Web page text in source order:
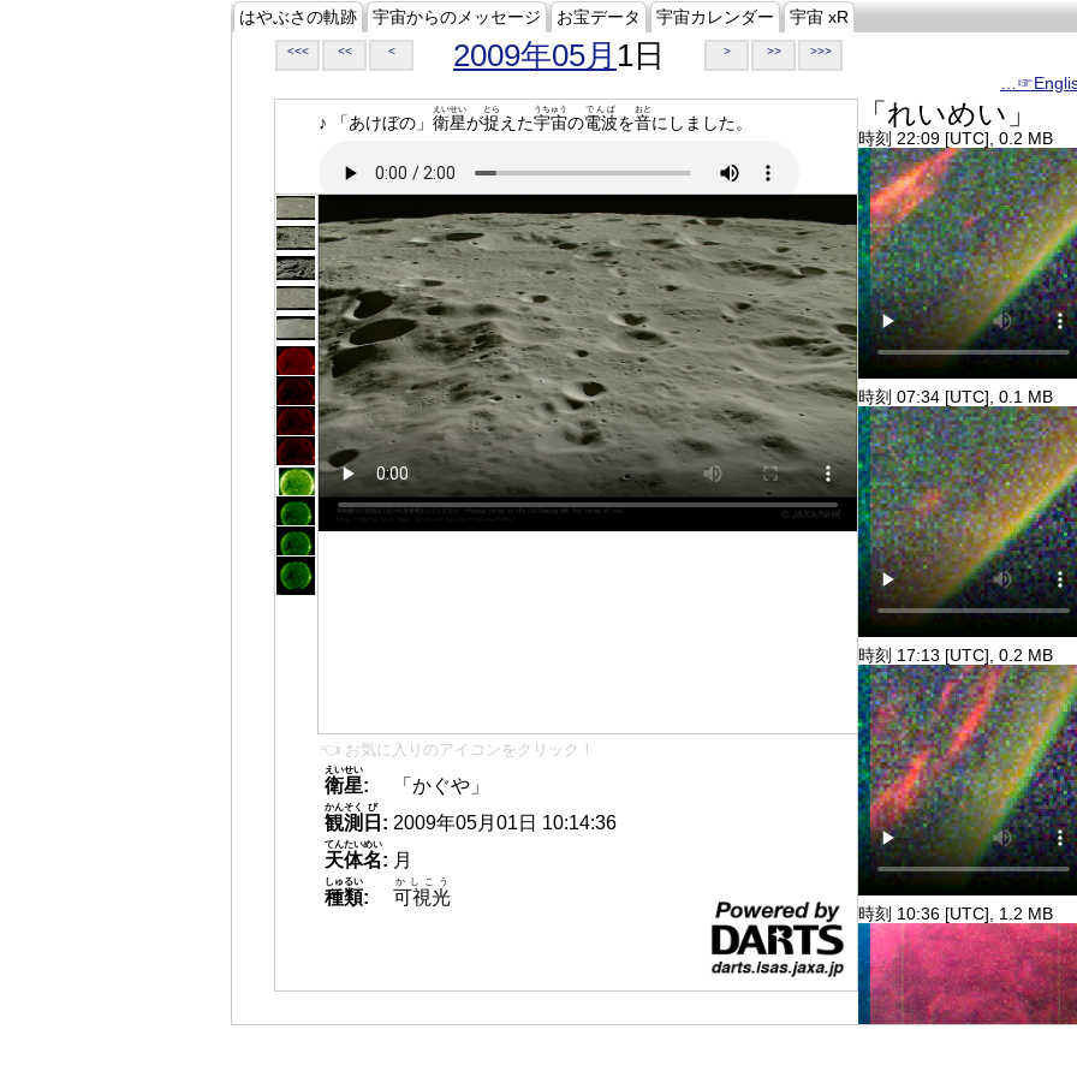
はやぶさの軌跡 宇宙からのメッセージ お宝データ 宇宙カレンダー 宇宙 xR
<<< << < 2009年05月 1日 > >> >>>
♪ 「あけぼの」 衛星
えいせい
が捉
とら
えた宇宙
うちゅう
の電波
でんぱ
を音
おと
にしました。
👈 お気に入りのアイコンをクリック！
衛星
えいせい
:
「かぐや」
観測
かんそく
日
び
: 2009年05月01日 10:14:36
天体名
てんたいめい
: 月
種類
しゅるい
: 可視光
かしこう
「れいめい」
時刻 22:09 [UTC], 0.2 MB
時刻 07:34 [UTC], 0.1 MB
時刻 17:13 [UTC], 0.2 MB
時刻 10:36 [UTC], 1.2 MB